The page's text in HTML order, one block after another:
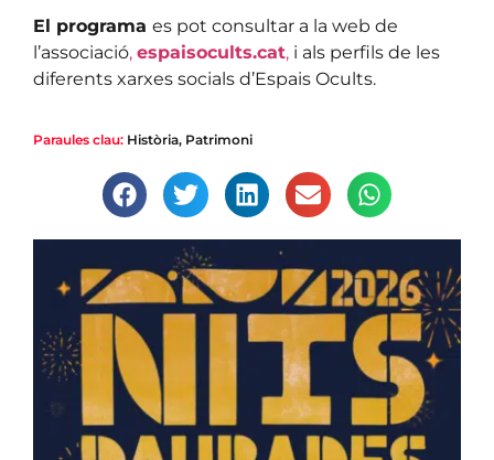
El programa es pot consultar a la web de
l’associació, espaisocults.cat, i als perfils de les
diferents xarxes socials d’Espais Ocults.
Paraules clau: Història, Patrimoni